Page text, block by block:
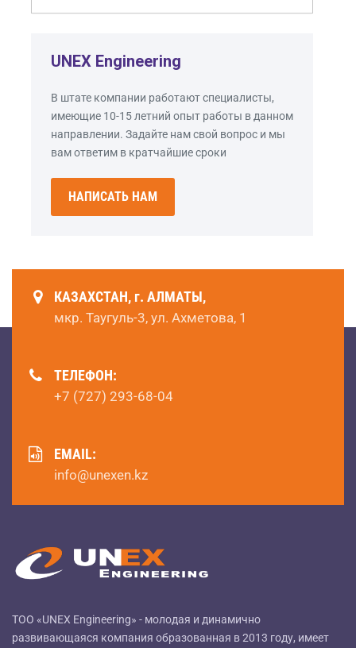
UNEX Engineering
В штате компании работают специалисты,
имеющие 10-15 летний опыт работы в данном
направлении. Задайте нам свой вопрос и мы
вам ответим в кратчайшие сроки
НАПИСАТЬ НАМ
КАЗАХСТАН, г. АЛМАТЫ,
мкр. Таугуль-3, ул. Ахметова, 1
ТЕЛЕФОН:
+7 (727) 293-68-04
EMAIL:
info@unexen.kz
ТОО «UNEX Engineering» - молодая и динамично
развивающаяся компания образованная в 2013 году, имеет